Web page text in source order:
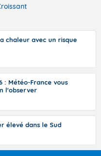
chaleur avec un risque
: Météo-France vous
l'observer
élevé dans le Sud